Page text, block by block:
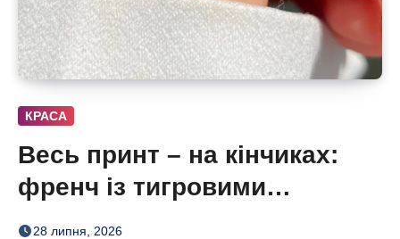
КРАСА
Весь принт – на кінчиках:
френч із тигровими
смугами, квітами і хвилями
28 липня, 2026